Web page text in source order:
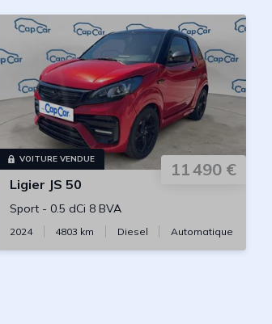
VOITURE VENDUE
11 490 €
Ligier JS 50
Sport - 0.5 dCi 8 BVA
2024 4803 km Diesel Automatique